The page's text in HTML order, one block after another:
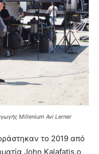
Millenium Avi Lerner
το 2019 από
John Kalafatis,ο